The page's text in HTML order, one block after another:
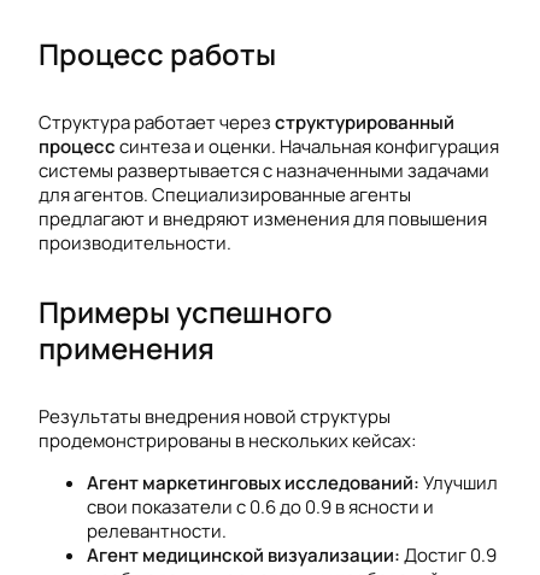
Процесс работы
Структура работает черезструктурированный
процесссинтеза и оценки. Начальная конфигурация
системы развертывается с назначенными задачами
для агентов. Специализированные агенты
предлагают и внедряют изменения для повышения
производительности.
Примеры успешного
применения
Результаты внедрения новой структуры
продемонстрированы в нескольких кейсах:
Агент маркетинговых исследований:Улучшил
свои показатели с 0.6 до 0.9 в ясности и
релевантности.
Агент медицинской визуализации:Достиг 0.9